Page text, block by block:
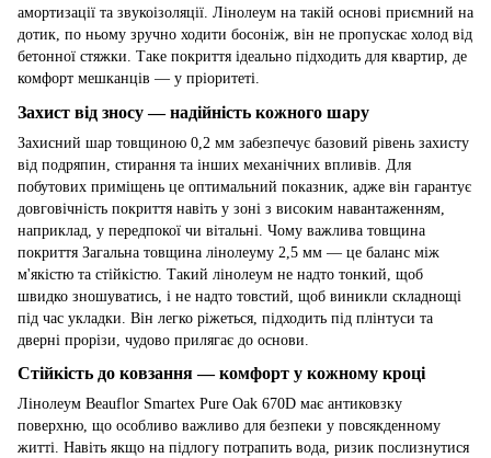
амортизації та звукоізоляції. Лінолеум на такій основі приємний на
дотик, по ньому зручно ходити босоніж, він не пропускає холод від
бетонної стяжки. Таке покриття ідеально підходить для квартир, де
комфорт мешканців — у пріоритеті.
Захист від зносу — надійність кожного шару
Захисний шар товщиною 0,2 мм забезпечує базовий рівень захисту
від подряпин, стирання та інших механічних впливів. Для
побутових приміщень це оптимальний показник, адже він гарантує
довговічність покриття навіть у зоні з високим навантаженням,
наприклад, у передпокої чи вітальні. Чому важлива товщина
покриття Загальна товщина лінолеуму 2,5 мм — це баланс між
м'якістю та стійкістю. Такий лінолеум не надто тонкий, щоб
швидко зношуватись, і не надто товстий, щоб виникли складнощі
під час укладки. Він легко ріжеться, підходить під плінтуси та
дверні прорізи, чудово прилягає до основи.
Стійкість до ковзання — комфорт у кожному кроці
Лінолеум Beauflor Smartex Pure Oak 670D має антиковзку
поверхню, що особливо важливо для безпеки у повсякденному
житті. Навіть якщо на підлогу потрапить вода, ризик послизнутися